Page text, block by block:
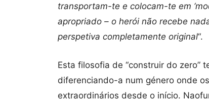
transportam-te e colocam-te em
apropriado – o herói não recebe
perspetiva completamente original“.
Esta filosofia de “construir do zero”
diferenciando-a num género onde
extraordinários desde o início.